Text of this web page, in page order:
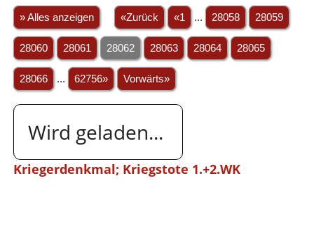
» Alles anzeigen «Zurück «1 ... 28058 28059
28060 28061 28062 28063 28064 28065
28066 ... 62756» Vorwärts»
Wird geladen...
Kriegerdenkmal; Kriegstote 1.+2.WK